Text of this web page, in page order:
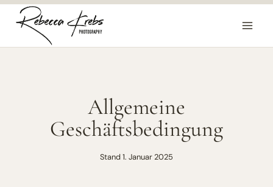
Zum
Inhalt
Allgemeine
Geschäftsbedingung
Stand 1. Januar 2025